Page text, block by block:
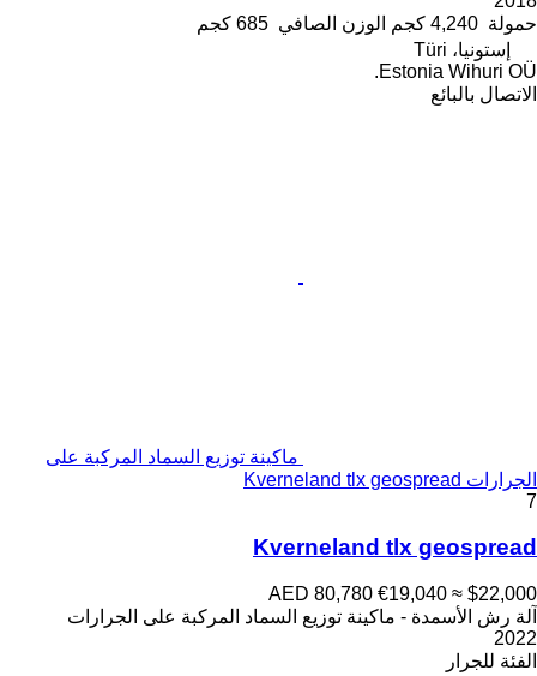
حمولة 4,240 كجم الوزن الصافي 685 كجم
إستونيا، Türi
Estonia Wihuri OÜ.
الاتصال بالبائع
ماكينة توزيع السماد المركبة على
الجرارات Kverneland tlx geospread
7
Kverneland tlx geospread
AED 80,780 €19,040 ≈ $22,000
آلة رش الأسمدة - ماكينة توزيع السماد المركبة على الجرارات
2022
الفئة للجرار